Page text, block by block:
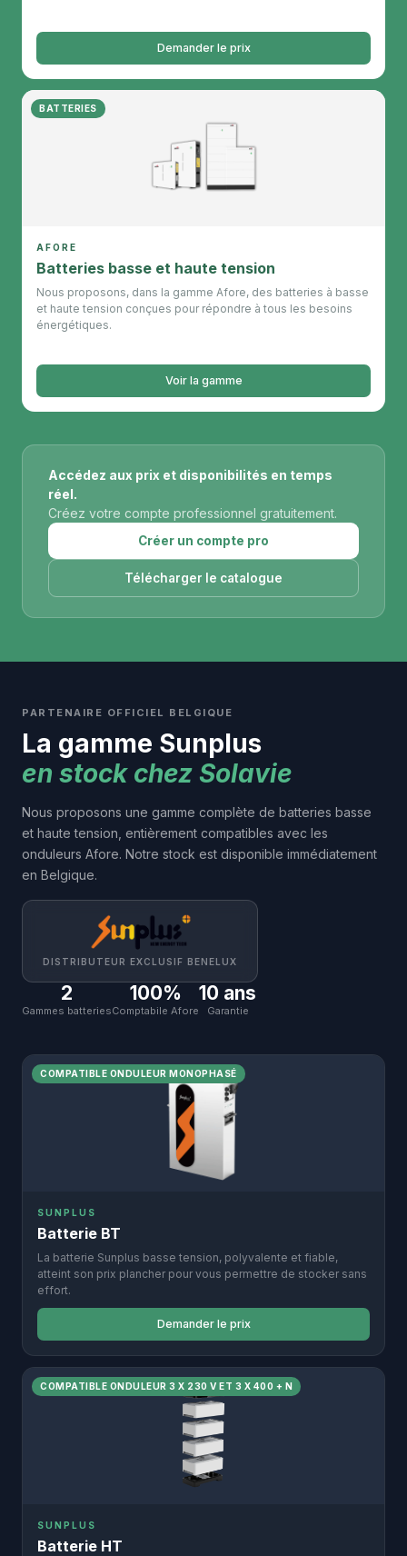
Demander le prix
BATTERIES
AFORE
Batteries basse et haute tension
Nous proposons, dans la gamme Afore, des batteries à basse
et haute tension conçues pour répondre à tous les besoins
énergétiques.
Voir la gamme
Accédez aux prix et disponibilités en temps
réel.
Créez votre compte professionnel gratuitement.
Créer un compte pro
Télécharger le catalogue
PARTENAIRE OFFICIEL BELGIQUE
La gamme Sunplus
en stock chez Solavie
Nous proposons une gamme complète de batteries basse
et haute tension, entièrement compatibles avec les
onduleurs Afore. Notre stock est disponible immédiatement
en Belgique.
DISTRIBUTEUR EXCLUSIF BENELUX
2
Gammes batteries
100%
Comptabile Afore
10 ans
Garantie
COMPATIBLE ONDULEUR MONOPHASÉ
SUNPLUS
Batterie BT
La batterie Sunplus basse tension, polyvalente et fiable,
atteint son prix plancher pour vous permettre de stocker sans
effort.
Demander le prix
COMPATIBLE ONDULEUR 3 X 230 V ET 3 X 400 + N
SUNPLUS
Batterie HT